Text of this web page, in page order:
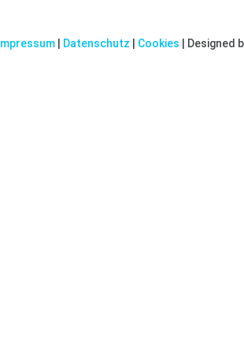
Impressum Datenschutz Cookies | Designed